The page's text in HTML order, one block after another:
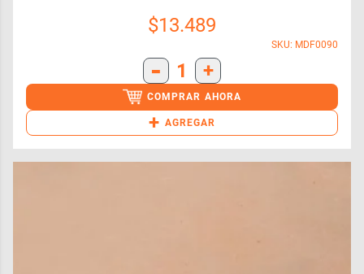
$13.489
SKU: MDF0090
- 1 +
COMPRAR AHORA
+ AGREGAR